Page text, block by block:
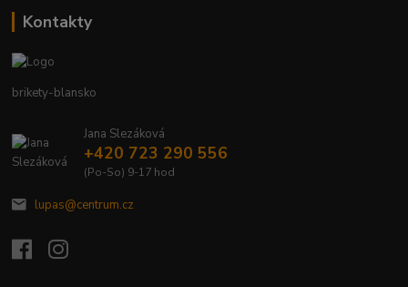
Kontakty
brikety-blansko
Jana Slezáková
+420 723 290 556
(Po-So) 9-17 hod
lupas@centrum.cz